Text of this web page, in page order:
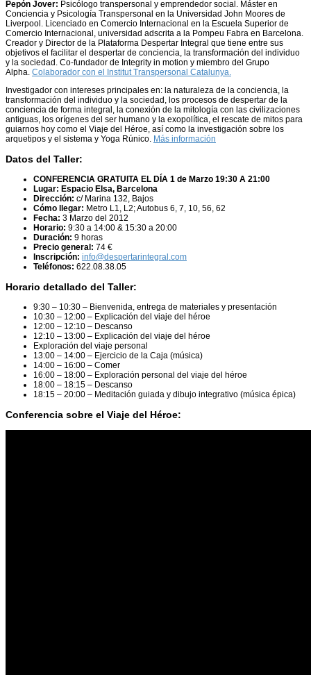
Pepón Jover: Psicólogo transpersonal y emprendedor social. Máster en
Conciencia y Psicología Transpersonal en la Universidad John Moores de
Liverpool. Licenciado en Comercio Internacional en la Escuela Superior de
Comercio Internacional, universidad adscrita a la Pompeu Fabra en Barcelona.
Creador y Director de la Plataforma Despertar Integral que tiene entre sus
objetivos el facilitar el despertar de conciencia, la transformación del individuo
y la sociedad. Co-fundador de Integrity in motion y miembro del Grupo
Alpha. Colaborador con el Institut Transpersonal Catalunya.
Investigador con intereses principales en: la naturaleza de la conciencia, la
transformación del individuo y la sociedad, los procesos de despertar de la
conciencia de forma integral, la conexión de la mitología con las civilizaciones
antiguas, los orígenes del ser humano y la exopolítica, el rescate de mitos para
guiarnos hoy como el Viaje del Héroe, así como la investigación sobre los
arquetipos y el sistema y Yoga Rúnico. Más información
Datos del Taller:
CONFERENCIA GRATUITA EL DÍA 1 de Marzo 19:30 A 21:00
Lugar: Espacio Elsa, Barcelona
Dirección: c/ Marina 132, Bajos
Cómo llegar: Metro L1, L2; Autobus 6, 7, 10, 56, 62
Fecha: 3 Marzo del 2012
Horario: 9:30 a 14:00 & 15:30 a 20:00
Duración: 9 horas
Precio general: 74 €
Inscripción: info@despertarintegral.com
Teléfonos: 622.08.38.05
Horario detallado del Taller:
9:30 – 10:30 – Bienvenida, entrega de materiales y presentación
10:30 – 12:00 – Explicación del viaje del héroe
12:00 – 12:10 – Descanso
12:10 – 13:00 – Explicación del viaje del héroe
Exploración del viaje personal
13:00 – 14:00 – Ejercicio de la Caja (música)
14:00 – 16:00 – Comer
16:00 – 18:00 – Exploración personal del viaje del héroe
18:00 – 18:15 – Descanso
18:15 – 20:00 – Meditación guiada y dibujo integrativo (música épica)
Conferencia sobre el Viaje del Héroe: